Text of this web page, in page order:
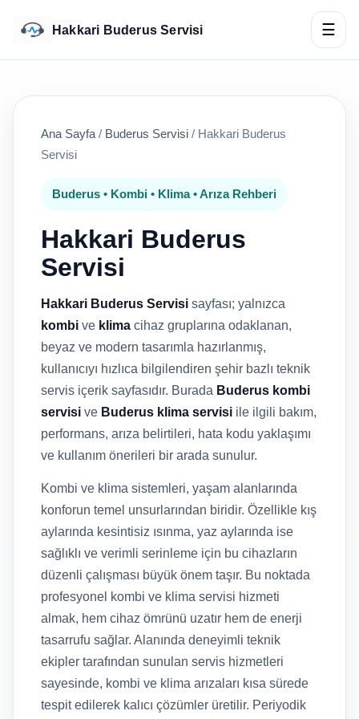
Hakkari Buderus Servisi ☰
Ana Sayfa / Buderus Servisi / Hakkari Buderus
Servisi
Buderus • Kombi • Klima • Arıza Rehberi
Hakkari Buderus
Servisi
Hakkari Buderus Servisi sayfası; yalnızca
kombi ve klima cihaz gruplarına odaklanan,
beyaz ve modern tasarımla hazırlanmış,
kullanıcıyı hızlıca bilgilendiren şehir bazlı teknik
servis içerik sayfasıdır. Burada Buderus kombi
servisi ve Buderus klima servisi ile ilgili bakım,
performans, arıza belirtileri, hata kodu yaklaşımı
ve kullanım önerileri bir arada sunulur.
Kombi ve klima sistemleri, yaşam alanlarında
konforun temel unsurlarından biridir. Özellikle kış
aylarında kesintisiz ısınma, yaz aylarında ise
sağlıklı ve verimli serinleme için bu cihazların
düzenli çalışması büyük önem taşır. Bu noktada
profesyonel kombi ve klima servisi hizmeti
almak, hem cihaz ömrünü uzatır hem de enerji
tasarrufu sağlar. Alanında deneyimli teknik
ekipler tarafından sunulan servis hizmetleri
sayesinde, kombi ve klima arızaları kısa sürede
tespit edilerek kalıcı çözümler üretilir. Periyodik